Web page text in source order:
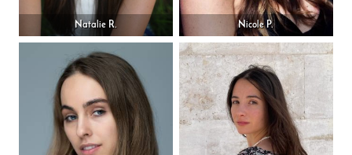
Natalie R. Nicole P.